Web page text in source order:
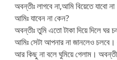
অবন্তীঃ লাগবে না,আমি বিয়েতে যাবো
আমিঃ যাবেন না কেন?
অবন্তীঃ তুমি এতো টাকা দিয়ে দিলে ঘর
আমিঃ সেটা আপনার না জানলেও
আর কিছু না বলে ঘুমিয়ে গেলাম।